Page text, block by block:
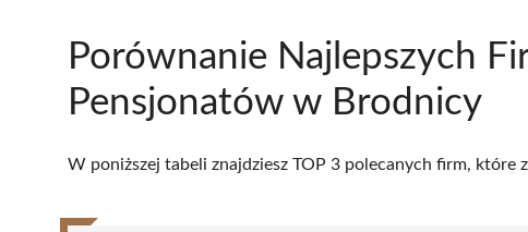
Porównanie Najlepszych
Pensjonatów w Brodnicy
W poniższej tabeli znajdziesz TOP 3 polecanych firm, które